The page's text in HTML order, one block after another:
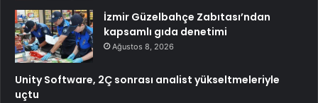
İzmir Güzelbahçe Zabıtası’ndan
kapsamlı gıda denetimi
Ağustos 8, 2026
Unity Software, 2Ç sonrası analist yükseltmeleriyle
uçtu